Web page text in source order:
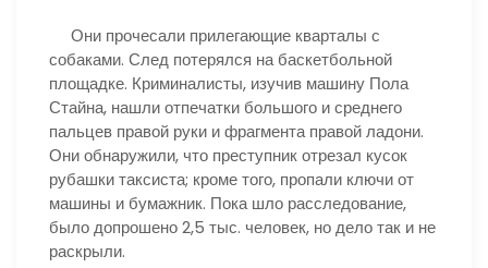
Они прочесали прилегающие кварталы с
собаками. След потерялся на баскетбольной
площадке. Криминалисты, изучив машину Пола
Стайна, нашли отпечатки большого и среднего
пальцев правой руки и фрагмента правой ладони.
Они обнаружили, что преступник отрезал кусок
рубашки таксиста; кроме того, пропали ключи от
машины и бумажник. Пока шло расследование,
было допрошено 2,5 тыс. человек, но дело так и не
раскрыли.